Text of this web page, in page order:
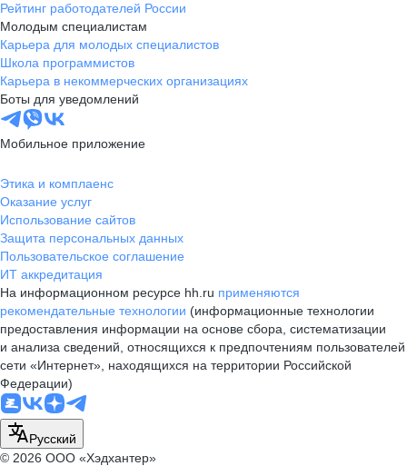
Рейтинг работодателей России
Молодым специалистам
Карьера для молодых специалистов
Школа программистов
Карьера в некоммерческих организациях
Боты для уведомлений
Мобильное приложение
Этика и комплаенс
Оказание услуг
Использование сайтов
Защита персональных данных
Пользовательское соглашение
ИТ аккредитация
На информационном ресурсе hh.ru применяются
рекомендательные технологии (информационные технологии
предоставления информации на основе сбора, систематизации
и анализа сведений, относящихся к предпочтениям пользователей
сети «Интернет», находящихся на территории Российской
Федерации)
Русский
© 2026 ООО «Хэдхантер»